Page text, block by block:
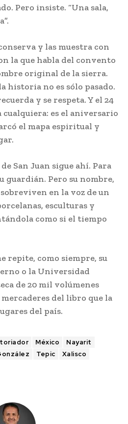
Pero insiste. “Una sala,
y las muestra con
la que habla del convento
original de la sierra.
historia no es sólo pasado.
y se respeta. Y el 24
cualquiera: es el aniversario
el mapa espiritual y
San Juan sigue ahí. Para
guardián. Pero su nombre,
en la voz de un
esculturas y
como si el tiempo
repite, como siempre, su
o la Universidad
de 20 mil volúmenes
del libro que la
del país.
México
Nayarit
Tepic Xalisco